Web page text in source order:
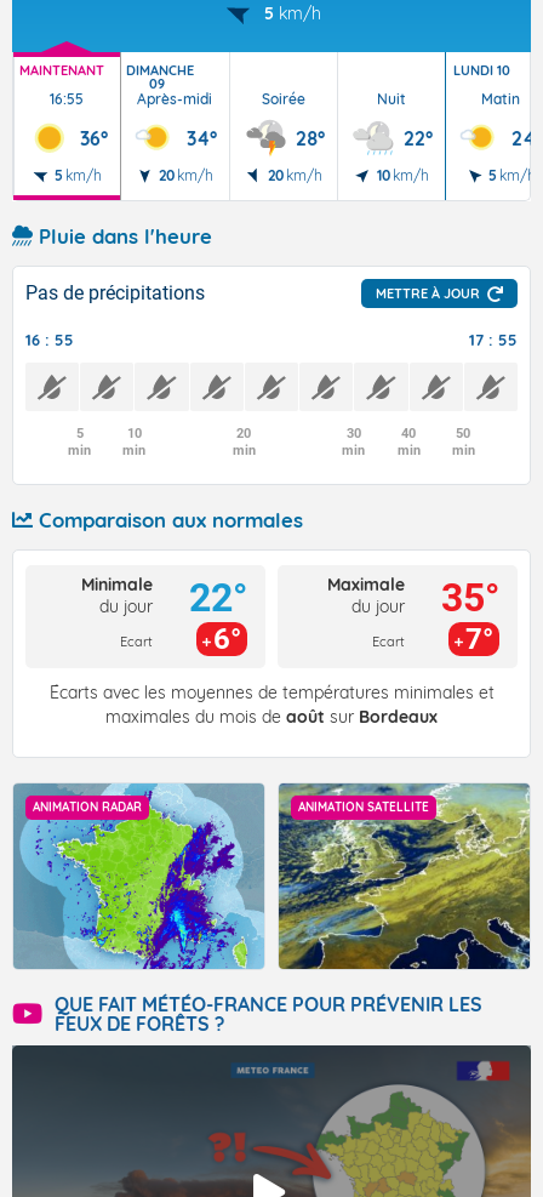
5 km/h
MAINTENANT
16:55
36°
5 km/h
DIMANCHE
09
Après-midi
34°
20 km/h
Soirée
28°
20 km/h
Nuit
22°
10 km/h
LUNDI 10
Matin
24°
5 km/h
Pluie dans l'heure
Pas de précipitations METTRE À JOUR
16 : 55 17 : 55
5
min
10
min
20
min
30
min
40
min
50
min
Comparaison aux normales
Minimale
du jour
Ecart
22°
6°
Maximale
du jour
Ecart
35°
7°
Écarts avec les moyennes de températures minimales et
maximales du mois de août sur Bordeaux
ANIMATION RADAR ANIMATION SATELLITE
QUE FAIT MÉTÉO-FRANCE POUR PRÉVENIR LES
FEUX DE FORÊTS ?